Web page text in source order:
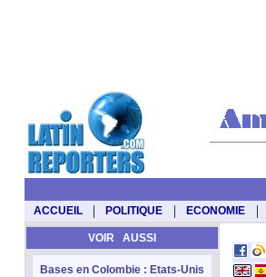
ACCUEIL | POLITIQUE | ECONOMIE |
VOIR AUSSI
Bases en Colombie : Etats-Unis